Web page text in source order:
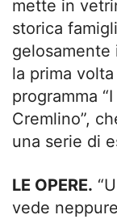
mette in
storica
la prima
programma
Cremlino”,
una serie di
LE OPERE.
vede